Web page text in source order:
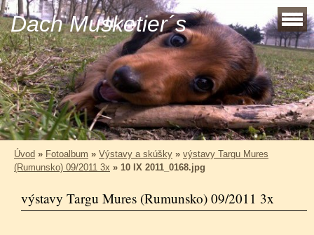
Dach Musketier´s
Úvod » Fotoalbum » Výstavy a skúšky » výstavy Targu Mures
(Rumunsko) 09/2011 3x » 10 IX 2011_0168.jpg
výstavy Targu Mures (Rumunsko) 09/2011 3x